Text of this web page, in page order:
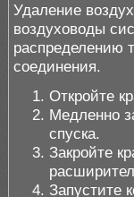
Удаление
воздуховоды
распределению
соединения.
Откройте
Медленно
спуска.
Закройте
Запустите